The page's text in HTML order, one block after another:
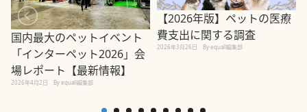
国内最大のペットイベント
「インターペット2026」会
場レポート【最新情報】
2026年4月2日 By equall編集部
【2026年版】ペットの医療
費支出に関する調査
2026年3月26日 By equall編集部